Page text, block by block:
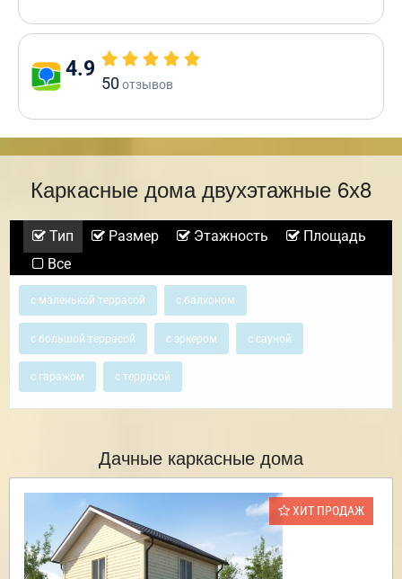
4.9
50отзывов
Каркасные дома двухэтажные 6х8
Тип Размер Этажность
Площадь
Все
с маленькой террасой с балконом
с большой террасой с эркером с сауной
с гаражом с террасой
Дачные каркасные дома
ХИТ ПРОДАЖ